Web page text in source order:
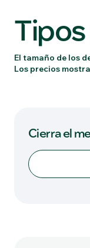
El tamaño de los
Los precios
Cierra el